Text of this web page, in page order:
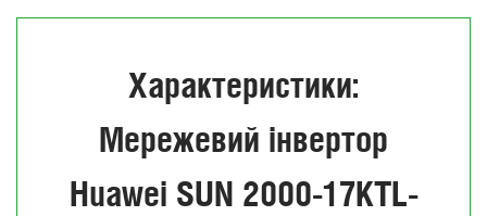
Характеристики:
Мережевий інвертор
Huawei SUN 2000-17KTL-